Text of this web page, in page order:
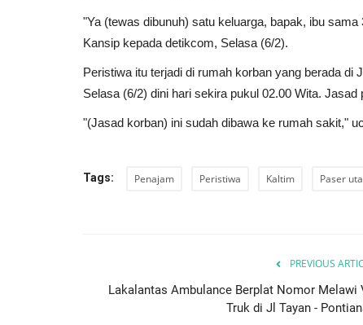
"Ya (tewas dibunuh) satu keluarga, bapak, ibu
Kansip kepada detikcom, Selasa (6/2).
Peristiwa itu terjadi di rumah korban yang berada di
Selasa (6/2) dini hari sekira pukul 02.00 Wita.
"(Jasad korban) ini sudah dibawa ke rumah sakit,"
Tags: Penajam Peristiwa Kaltim Paser
PREVIOUS
Lakalantas Ambulance Berplat Nomor Melawi
Truk di Jl Tayan -